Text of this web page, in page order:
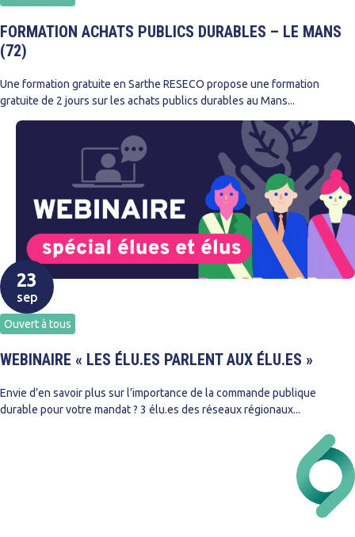
FORMATION ACHATS PUBLICS DURABLES – LE MANS
(72)
Une formation gratuite en Sarthe RESECO propose une formation
gratuite de 2 jours sur les achats publics durables au Mans...
23
sep
Ouvert à tous
WEBINAIRE « LES ÉLU.ES PARLENT AUX ÉLU.ES »
Envie d’en savoir plus sur l’importance de la commande publique
durable pour votre mandat ? 3 élu.es des réseaux régionaux...